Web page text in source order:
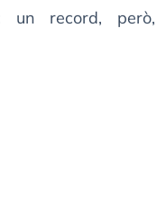
un record, però,